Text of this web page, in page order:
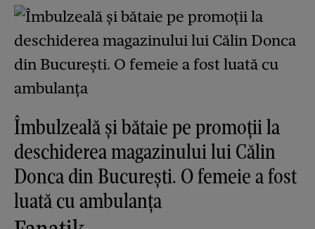
Îmbulzeală și bătaie pe promoții la
deschiderea magazinului lui Călin
Donca din București. O femeie a fost
luată cu ambulanța